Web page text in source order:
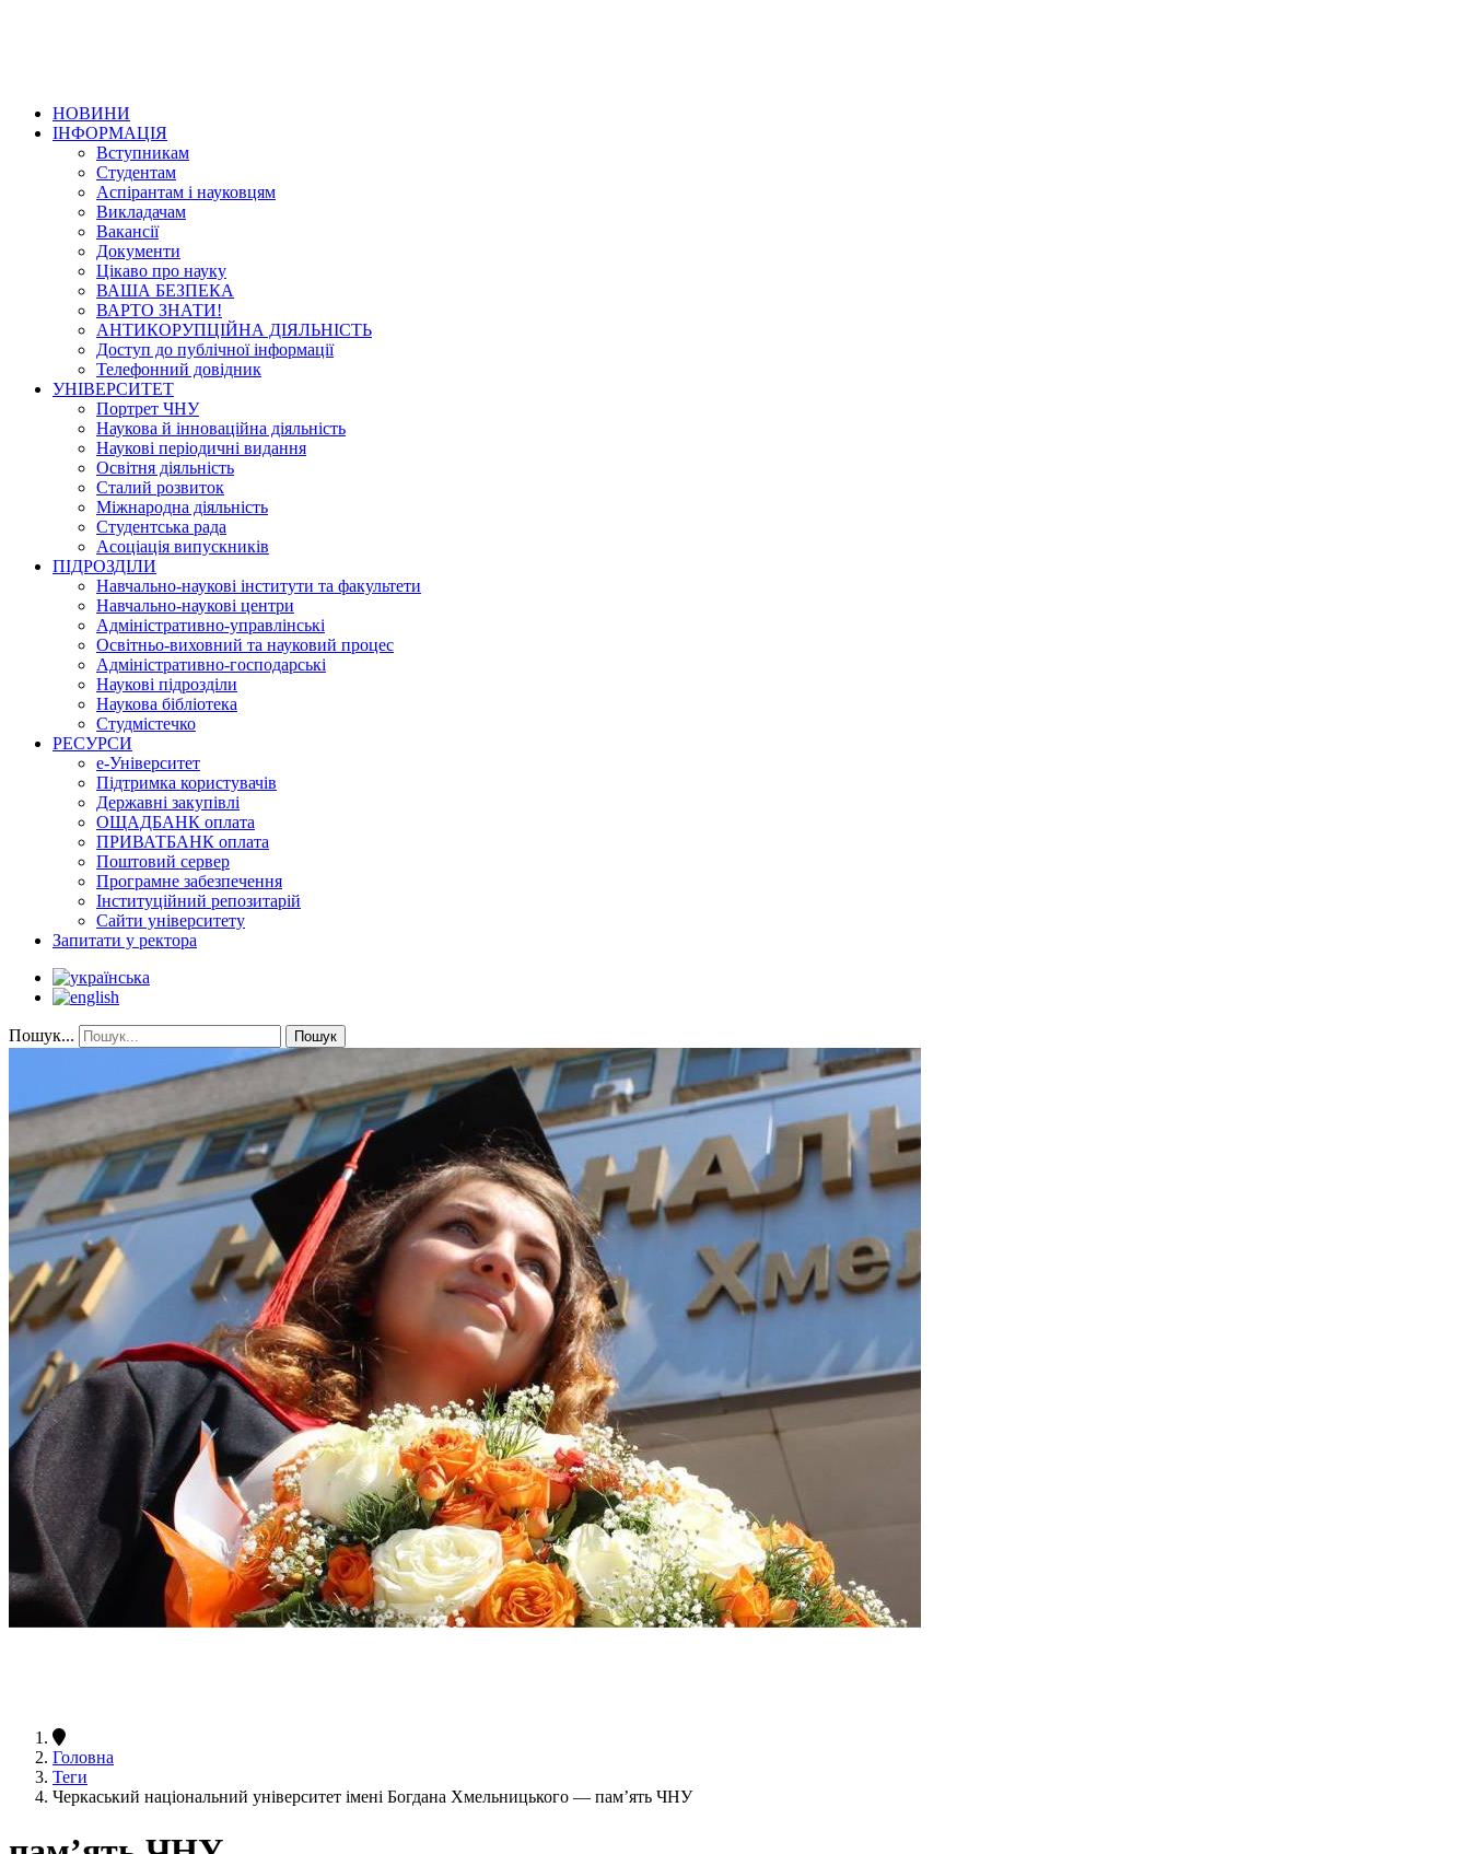
НОВИНИ
ІНФОРМАЦІЯ
Вступникам
Студентам
Аспірантам і науковцям
Викладачам
Вакансії
Документи
Цікаво про науку
ВАША БЕЗПЕКА
ВАРТО ЗНАТИ!
АНТИКОРУПЦІЙНА ДІЯЛЬНІСТЬ
Доступ до публічної інформації
Телефонний довідник
УНІВЕРСИТЕТ
Портрет ЧНУ
Наукова й інноваційна діяльність
Наукові періодичні видання
Освітня діяльність
Сталий розвиток
Міжнародна діяльність
Студентська рада
Асоціація випускників
ПІДРОЗДІЛИ
Навчально-наукові інститути та факультети
Навчально-наукові центри
Адміністративно-управлінські
Освітньо-виховний та науковий процес
Адміністративно-господарські
Наукові підрозділи
Наукова бібліотека
Студмістечко
РЕСУРСИ
е-Університет
Підтримка користувачів
Державні закупівлі
ОЩАДБАНК оплата
ПРИВАТБАНК оплата
Поштовий сервер
Програмне забезпечення
Інституційний репозитарій
Сайти університету
Запитати у ректора
Пошук... Пошук
Головна
Теги
Черкаський національний університет імені Богдана Хмельницького — пам’ять ЧНУ